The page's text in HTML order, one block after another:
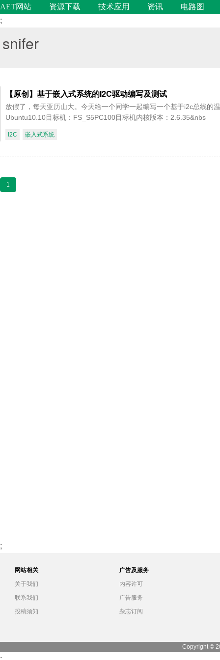
AET网站 资源下载 技术应用 资讯
电路图
;
snifer
【原创】基于嵌入式系统的I2C驱动编写及测试
放假了，每天亚历山大。今天给一个同学一起编写一个基于i2c总线的
Ubuntu10.10目标机：FS_S5PC100目标机内核版本：2.6.35&nbs
I2C 嵌入式系统
1
;
网站相关
关于我们
联系我们
投稿须知
广告及服务
内容许可
广告服务
杂志订阅
Copyright ©